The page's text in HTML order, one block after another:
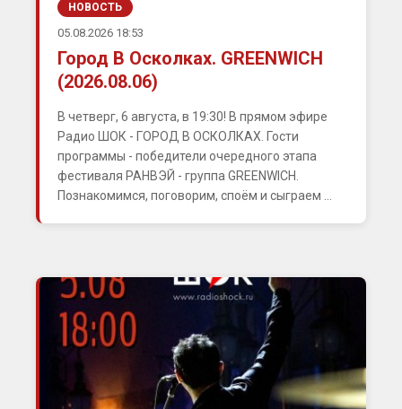
НОВОСТЬ
05.08.2026 18:53
Город В Осколках. GREENWICH
(2026.08.06)
В четверг, 6 августа, в 19:30! В прямом эфире
Радио ШОК - ГОРОД В ОСКОЛКАХ. Гости
программы - победители очередного этапа
фестиваля РАНВЭЙ - группа GREENWICH.
Познакомимся, поговорим, споём и сыграем ...